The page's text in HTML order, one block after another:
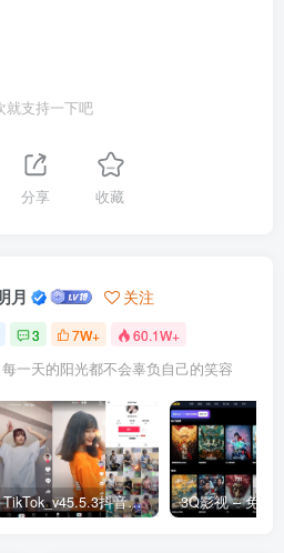
就支持一下吧
分享 收藏
月 关注
3 7W+ 60.1W+
一天的阳光都不会辜负自己的笑容
TikTok_v45.5.3抖音国际版_免拔卡解锁全球版